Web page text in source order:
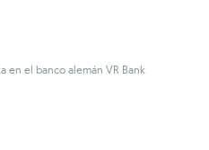
en el banco alemán VR Bank